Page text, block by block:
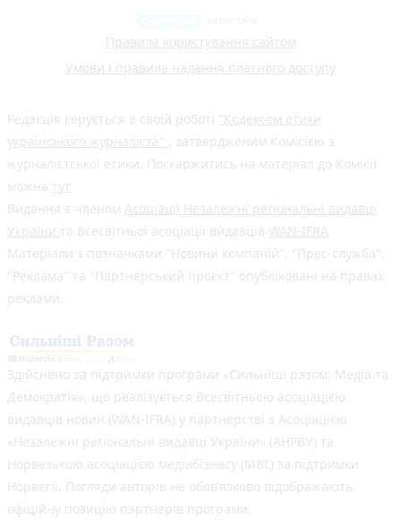
Правила користування сайтом
Умови і правила надання платного доступу
Редакція керується в своїй роботі "Кодексом етики
українського журналіста" , затвердженим Комісією з
журналістської етики. Поскаржитись на матеріал до Комісії
можна тут
Видання є членом Асоціації Незалежні регіональні видавці
України та Всесвітньої асоціації видавців WAN-IFRA
Матеріали з позначками "Новини компаній", "Прес-служба",
"Реклама" та "Партнерський проєкт" опубліковані на правах
реклами.
Здійснено за підтримки програми «Сильніші разом: Медіа та
Демократія», що реалізується Всесвітньою асоціацією
видавців новин (WAN-IFRA) у партнерстві з Асоціацією
«Незалежні регіональні видавці України» (АНРВУ) та
Норвезькою асоціацією медіабізнесу (MBL) за підтримки
Норвегії. Погляди авторів не обов’язково відображають
офіційну позицію партнерів програми.